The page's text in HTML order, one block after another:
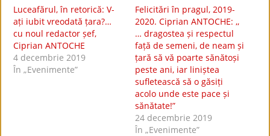
Luceafărul, în retorică: V-
ați iubit vreodată țara?…
cu noul redactor șef,
Ciprian ANTOCHE
4 decembrie 2019
În „Evenimente”
Felicitări în pragul, 2019-
2020. Ciprian ANTOCHE: ,,
… dragostea și respectul
față de semeni, de neam și
țară să vă poarte sănătoși
peste ani, iar liniștea
sufletească să o găsiți
acolo unde este pace și
sănătate!”
24 decembrie 2019
În „Evenimente”